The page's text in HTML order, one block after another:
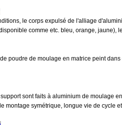
le corps expulsé de l'alliage
comme etc. bleu, orange, jaune),
poudre de moulage en matrice peint
sont faits à aluminium de moulage
montage symétrique, longue vie de cycle